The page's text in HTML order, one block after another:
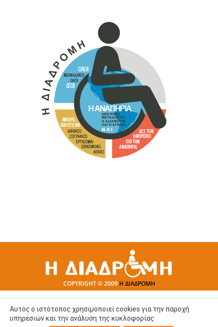
COPYRIGHT © 2009 Η ΔΙΑΔΡΟΜΗ
Αυτός ο ιστότοπος χρησιμοποιεί cookies για την παροχή
υπηρεσιών και την ανάλυση της κυκλοφορίας